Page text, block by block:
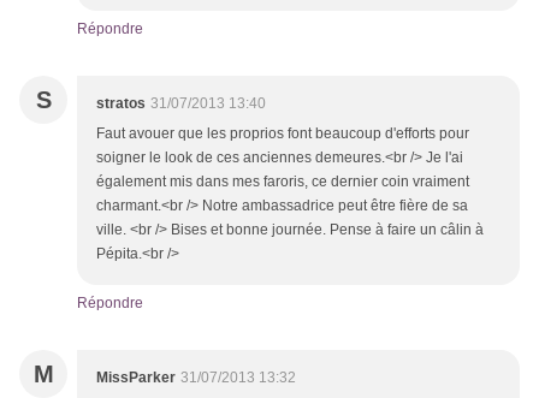
Répondre
S stratos 31/07/2013 13:40
Faut avouer que les proprios font beaucoup d'efforts pour
soigner le look de ces anciennes demeures.<br /> Je l'ai
également mis dans mes faroris, ce dernier coin vraiment
charmant.<br /> Notre ambassadrice peut être fière de sa
ville. <br /> Bises et bonne journée. Pense à faire un câlin à
Pépita.<br />
Répondre
M MissParker 31/07/2013 13:32